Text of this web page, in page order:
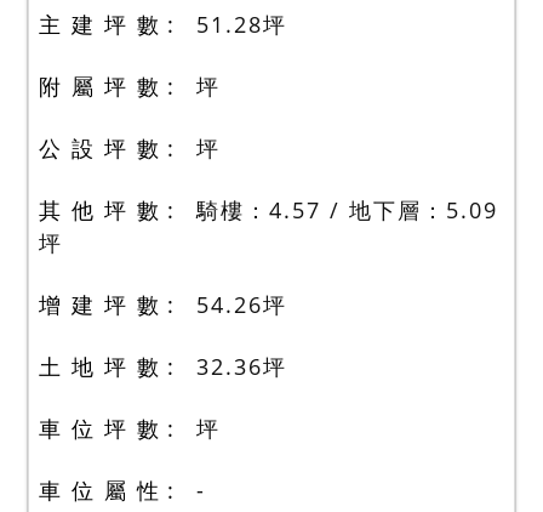
主 建 坪 數 51.28坪
附 屬 坪 數 坪
公 設 坪 數 坪
其 他 坪 數
騎樓：4.57 / 地下層：5.09
坪
增 建 坪 數 54.26坪
土 地 坪 數 32.36坪
車 位 坪 數 坪
車 位 屬 性 -